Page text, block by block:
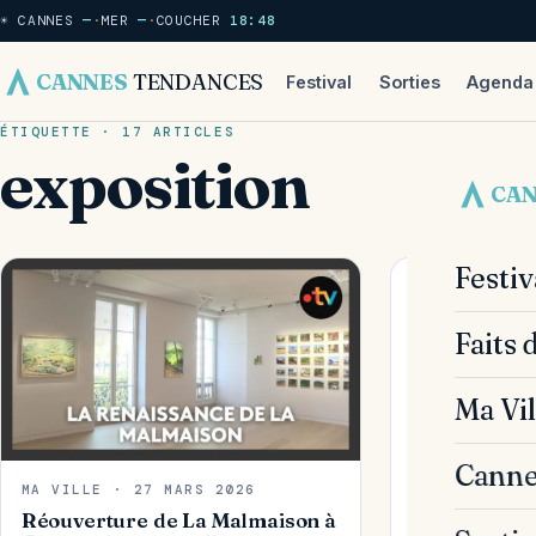
☀ CANNES— · MER— · COUCHER 18:48
CANNES TENDANCES Festival Sorties Agenda
Faits
Ma
ÉTIQUETTE · 17 ARTICLES
exposition
MA VILLE · 27 MARS 2026
Réouverture de La Malmaison à
SORTIES &
Philippe
légère pour
au Mucem